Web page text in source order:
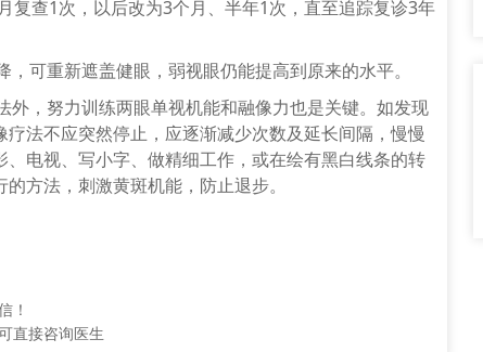
查1次，以后改为3个月、半年1次，直至追踪复诊3年
可重新遮盖健眼，弱视眼仍能提高到原来的水平。
，努力训练两眼单视机能和融像力也是关键。如发现
法不应突然停止，应逐渐减少次数及延长间隔，慢慢
电视、写小字、做精细工作，或在绘有黑白线条的转
方法，刺激黄斑机能，防止退步。
！
直接咨询医生